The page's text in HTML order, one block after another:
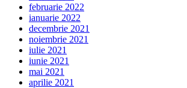
februarie 2022
ianuarie 2022
decembrie 2021
noiembrie 2021
iulie 2021
iunie 2021
mai 2021
aprilie 2021